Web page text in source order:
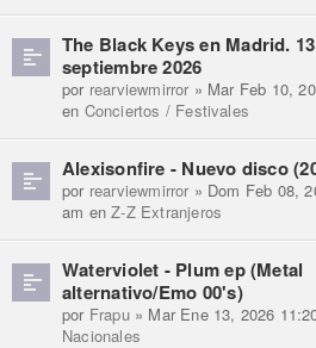
The Black Keys en Madrid.
septiembre 2026
por rearviewmirror » Mar Feb 10,
en Conciertos / Festivales
Alexisonfire - Nuevo disco
por rearviewmirror » Dom Feb 08,
am enZ-Z Extranjeros
Waterviolet - Plum ep (Metal
alternativo/Emo 00's)
por Frapu» Mar Ene 13, 2026
Nacionales